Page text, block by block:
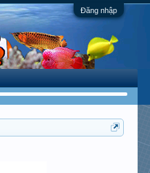
Đăng nhập